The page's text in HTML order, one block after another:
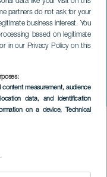
data like your visit on this
partners do not ask for your
business interest. You
based on legitimate
in our Privacy Policy on this
content measurement, audience
data, and identification
on a device, Technical